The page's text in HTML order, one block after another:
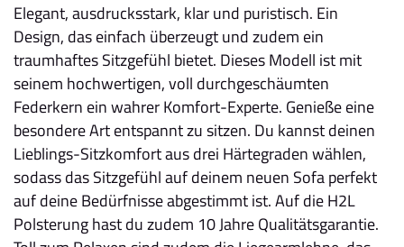
Elegant, ausdrucksstark, klar und puristisch. Ein
Design, das einfach überzeugt und zudem ein
traumhaftes Sitzgefühl bietet. Dieses Modell ist mit
seinem hochwertigen, voll durchgeschäumten
Federkern ein wahrer Komfort-Experte. Genieße eine
besondere Art entspannt zu sitzen. Du kannst deinen
Lieblings-Sitzkomfort aus drei Härtegraden wählen,
sodass das Sitzgefühl auf deinem neuen Sofa perfekt
auf deine Bedürfnisse abgestimmt ist. Auf die H2L
Polsterung hast du zudem 10 Jahre Qualitätsgarantie.